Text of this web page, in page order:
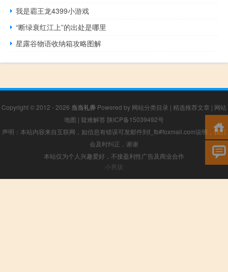
我是霸王龙4399小游戏
“断绿衰红江上”的出处是哪里
星露谷物语收纳箱攻略图解
Copyright © 2012 - 2026 当当礼券 Powered by 网站分类目录 | 精选推荐文章 | 网站
地图 | 疑难解答 陕ICP备15039492号
声明：本站内容来自互联网，如信息有错误可发邮件到f_fb#foxmail.com说明，我们
会及时纠正，谢谢
本站仅为个人兴趣爱好，不接盈利性广告及商业合作
小男孩